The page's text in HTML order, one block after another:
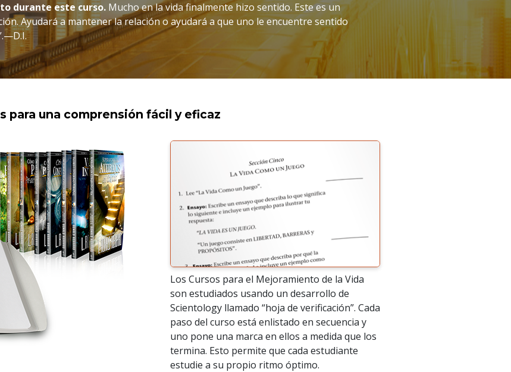
durante este curso. Mucho en la vida finalmente hizo sentido. Este es un
Ayudará a mantener la relación o ayudará a que uno le encuentre sentido
para una comprensión fácil y eficaz
Los Cursos para el Mejoramiento de la Vida
son estudiados usando un desarrollo de
Scientology llamado “hoja de verificación”. Cada
paso del curso está enlistado en secuencia y
uno pone una marca en ellos a medida que los
termina. Esto permite que cada estudiante
estudie a su propio ritmo óptimo.